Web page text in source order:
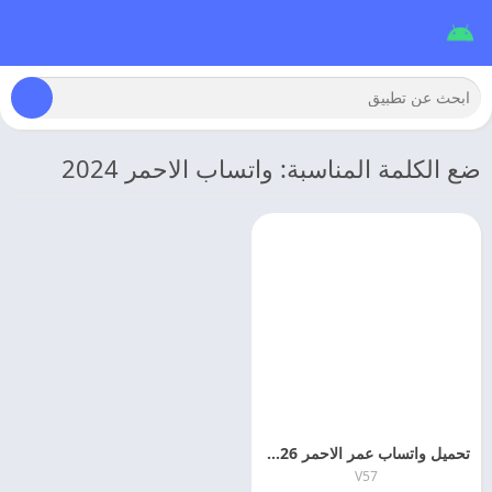
ضع الكلمة المناسبة: واتساب الاحمر 2024
تحميل واتساب عمر الاحمر 2026 OB5WHATSAPP اخر اصدار
V57